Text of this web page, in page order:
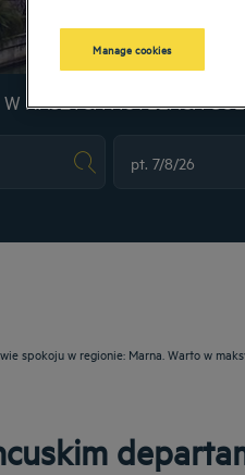
NASZYCH HOTELACH
spokoju w regionie: Marna. Warto w
Manage cookies